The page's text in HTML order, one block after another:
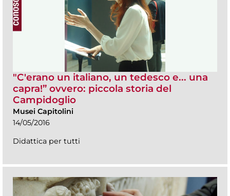
"C'erano un italiano, un tedesco e... una
capra!” ovvero: piccola storia del
Campidoglio
Musei Capitolini
14/05/2016
Didattica per tutti